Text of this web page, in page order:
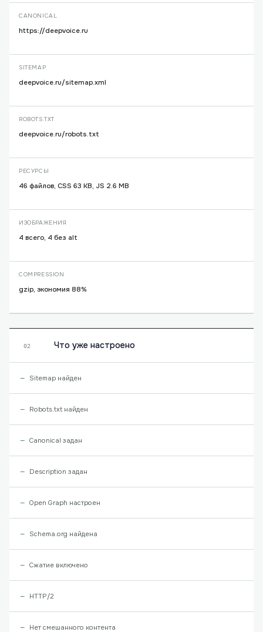
CANONICAL
https://deepvoice.ru
SITEMAP
deepvoice.ru/sitemap.xml
ROBOTS.TXT
deepvoice.ru/robots.txt
РЕСУРСЫ
46 файлов, CSS 63 KB, JS 2.6 MB
ИЗОБРАЖЕНИЯ
4 всего, 4 без alt
COMPRESSION
gzip, экономия 88%
02 Что уже настроено
Sitemap найден
Robots.txt найден
Canonical задан
Description задан
Open Graph настроен
Schema.org найдена
Сжатие включено
HTTP/2
Нет смешанного контента